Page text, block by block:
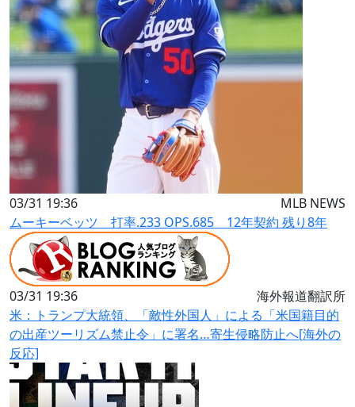
03/31 19:36
MLB NEWS
ムーキーベッツ 打率.233 OPS.685 12年契約 残り8年
03/31 19:36
海外報道翻訳所
米：トランプ大統領、「敵性外国人」による「米国籍目的
の出産ツーリズム禁止令」に署名…寄生侵略防止へ[海外の
反応]